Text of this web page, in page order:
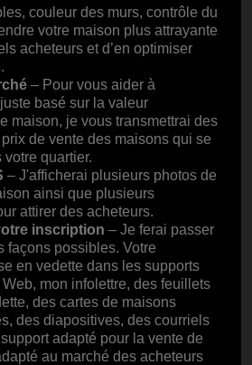
couleur des murs, contrôle du
votre maison plus attrayante
acheteurs et d’en optimiser
– Pour vous aider à
basé sur la valeur
maison, je vous transmettrai des
de vente des maisons qui se
quartier.
– J'afficherai plusieurs photos de
ainsi que plusieurs
attirer des acheteurs.
inscription – Je ferai passer
façons possibles. Votre
en vedette dans les supports
mon infolettre, des feuillets
des cartes de maisons
des diapositives, des courriels
adapté pour la vente de
au marché des acheteurs